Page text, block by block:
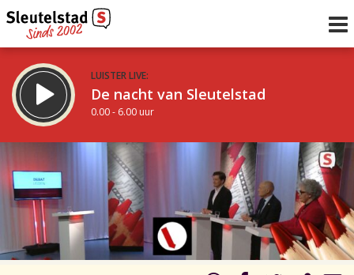
LUISTER LIVE:
De nacht van Sleutelstad
0.00 - 6.00 uur
STRAKS:
De ochtend van Sleutelstad
6.00 - 12.00 uur
Vorig uur
Volgend uur
Inklappen